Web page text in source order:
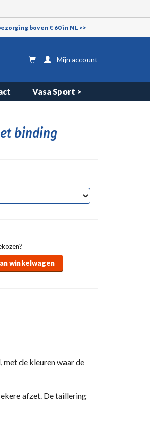
boven € 60 in NL >>
Mijn account
Vasa Sport >
binding
winkelwagen
de kleuren waar de
afzet. De taillering